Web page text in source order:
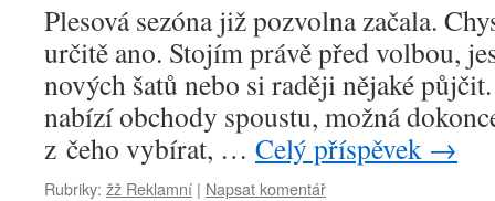
Plesová sezóna již pozvolna začala.
určitě ano. Stojím právě před volbou,
nových šatů nebo si raději nějaké
nabízí obchody spoustu, možná
z čeho vybírat, … Celý příspěvek →
Rubriky: žž Reklamní | Napsat komentář